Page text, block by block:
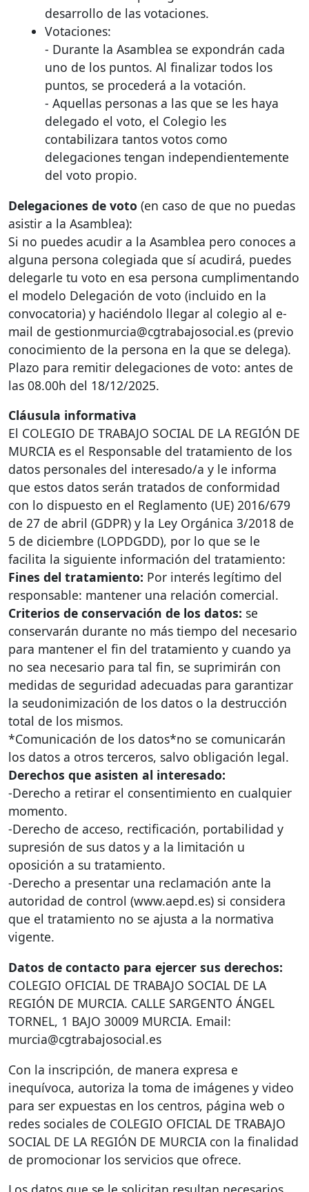
desarrollo de las votaciones.
Votaciones:
- Durante la Asamblea se expondrán cada
uno de los puntos. Al finalizar todos los
puntos, se procederá a la votación.
- Aquellas personas a las que se les haya
delegado el voto, el Colegio les
contabilizara tantos votos como
delegaciones tengan independientemente
del voto propio.
Delegaciones de voto (en caso de que no puedas
asistir a la Asamblea):
Si no puedes acudir a la Asamblea pero conoces a
alguna persona colegiada que sí acudirá, puedes
delegarle tu voto en esa persona cumplimentando
el modelo Delegación de voto (incluido en la
convocatoria) y haciéndolo llegar al colegio al e-
mail de gestionmurcia@cgtrabajosocial.es (previo
conocimiento de la persona en la que se delega).
Plazo para remitir delegaciones de voto: antes de
las 08.00h del 18/12/2025.
Cláusula informativa
El COLEGIO DE TRABAJO SOCIAL DE LA REGIÓN DE
MURCIA es el Responsable del tratamiento de los
datos personales del interesado/a y le informa
que estos datos serán tratados de conformidad
con lo dispuesto en el Reglamento (UE) 2016/679
de 27 de abril (GDPR) y la Ley Orgánica 3/2018 de
5 de diciembre (LOPDGDD), por lo que se le
facilita la siguiente información del tratamiento:
Fines del tratamiento: Por interés legítimo del
responsable: mantener una relación comercial.
Criterios de conservación de los datos: se
conservarán durante no más tiempo del necesario
para mantener el fin del tratamiento y cuando ya
no sea necesario para tal fin, se suprimirán con
medidas de seguridad adecuadas para garantizar
la seudonimización de los datos o la destrucción
total de los mismos.
*Comunicación de los datos*no se comunicarán
los datos a otros terceros, salvo obligación legal.
Derechos que asisten al interesado:
-Derecho a retirar el consentimiento en cualquier
momento.
-Derecho de acceso, rectificación, portabilidad y
supresión de sus datos y a la limitación u
oposición a su tratamiento.
-Derecho a presentar una reclamación ante la
autoridad de control (www.aepd.es) si considera
que el tratamiento no se ajusta a la normativa
vigente.
Datos de contacto para ejercer sus derechos:
COLEGIO OFICIAL DE TRABAJO SOCIAL DE LA
REGIÓN DE MURCIA. CALLE SARGENTO ÁNGEL
TORNEL, 1 BAJO 30009 MURCIA. Email:
murcia@cgtrabajosocial.es
Con la inscripción, de manera expresa e
inequívoca, autoriza la toma de imágenes y video
para ser expuestas en los centros, página web o
redes sociales de COLEGIO OFICIAL DE TRABAJO
SOCIAL DE LA REGIÓN DE MURCIA con la finalidad
de promocionar los servicios que ofrece.